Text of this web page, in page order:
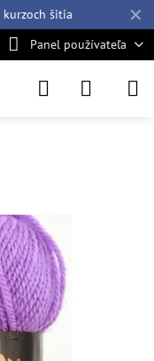
✕
kurzoch šitia
Panel používateľa